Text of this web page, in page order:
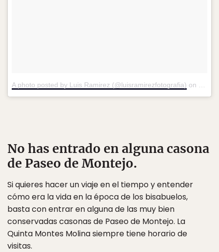
A photo posted by Luis Ramirez (@luisramirezfotografia) on
No has entrado en alguna casona
de Paseo de Montejo.
Si quieres hacer un viaje en el tiempo y entender
cómo era la vida en la época de los bisabuelos,
basta con entrar en alguna de las muy bien
conservadas casonas de Paseo de Montejo. La
Quinta Montes Molina siempre tiene horario de
visitas.